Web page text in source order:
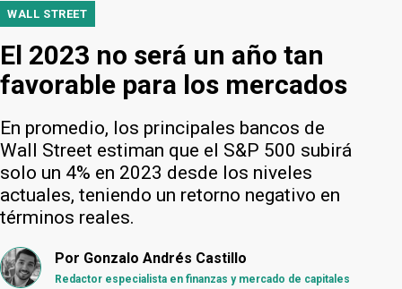
WALL STREET
El 2023 no será un año tan
favorable para los mercados
En promedio, los principales bancos de
Wall Street estiman que el S&P 500 subirá
solo un 4% en 2023 desde los niveles
actuales, teniendo un retorno negativo en
términos reales.
Por Gonzalo Andrés Castillo
Redactor especialista en finanzas y mercado de capitales